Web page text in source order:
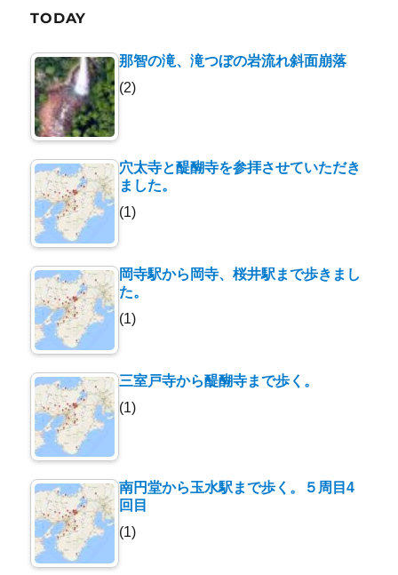
TODAY
那智の滝、滝つぼの岩流れ斜面崩落
(2)
穴太寺と醍醐寺を参拝させていただき
ました。
(1)
岡寺駅から岡寺、桜井駅まで歩きまし
た。
(1)
三室戸寺から醍醐寺まで歩く。
(1)
南円堂から玉水駅まで歩く。５周目4
回目
(1)